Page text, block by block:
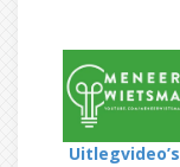
Uitlegvideo’s